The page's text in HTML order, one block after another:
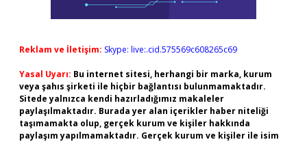
Reklam ve İletişim: Skype: live:.cid.575569c608265c69
Yasal Uyarı: Bu internet sitesi, herhangi bir marka, kurum
veya şahıs şirketi ile hiçbir bağlantısı bulunmamaktadır.
Sitede yalnızca kendi hazırladığımız makaleler
paylaşılmaktadır. Burada yer alan içerikler haber niteliği
taşımamakta olup, gerçek kurum ve kişiler hakkında
paylaşım yapılmamaktadır. Gerçek kurum ve kişiler ile isim